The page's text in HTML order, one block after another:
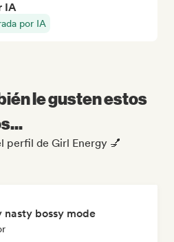
IA
por IA
le gusten estos
perfil de Girl Energy 💅
bossy mode